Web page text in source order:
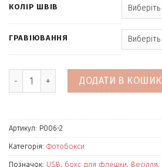
КОЛІР ШВІВ
ГРАВІЮВАННЯ
Кількість ДОДАТИ В КОШИК
Артикул: P006-2
Категорія: Фотобокси
Позначок: USB бокс для флешки Весілля